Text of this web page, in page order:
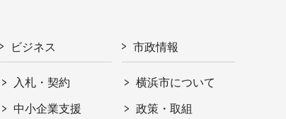
ビジネス
入札・契約
中小企業支援
市政情報
横浜市について
政策・取組